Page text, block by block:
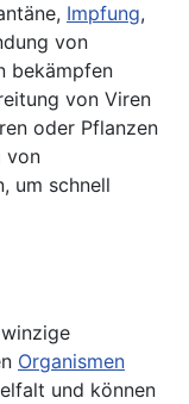
Impfung,
von
bekämpfen
von Viren
oder Pflanzen
von
um schnell
Organismen
und können